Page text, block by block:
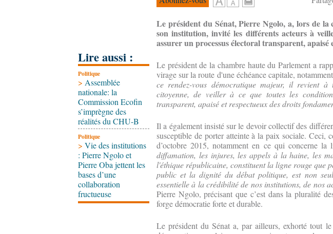
Lire aussi :
Politique
> Assemblée
nationale: la
Commission Ecofin
s’imprègne des
réalités du CHU-B
Politique
> Vie des institutions
: Pierre Ngolo et
Pierre Oba jettent les
bases d’une
collaboration
fructueuse
Le président du Sénat, Pierre Ngolo, a, lors de
son institution, invité les différents acteurs à
assurer un processus électoral transparent,
Le président de la chambre haute du Parlement a
virage sur la route d'une échéance capitale,
ce rendez-vous démocratique majeur, il revient
citoyenne, de veiller à ce que toutes les
transparent, apaisé et respectueux des droits
Il a également insisté sur le devoir collectif des
susceptible de porter atteinte à la paix sociale. Ceci,
d’octobre 2015, notamment en ce qui concerne la
diffamation, les injures, les appels à la haine, les
l'éthique républicaine, constituent la ligne rouge que
public et la dignité du débat politique, est non
essentielle à la crédibilité de nos institutions, de nos
Pierre Ngolo, précisant que c’est dans la pluralité
forge démocratie forte et durable.
Le président du Sénat a, par ailleurs, exhorté tout